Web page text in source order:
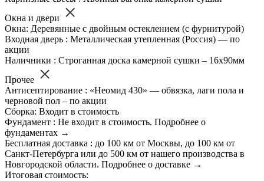
Окна и двери
Окна: Деревянные с двойным остеклением (с фурнитурой)
Входная дверь : Металлическая утепленная (Россия) — по
акции
Наличники : Строганная доска камерной сушки – 16х90мм
Прочее
Антисептирование : «Неомид 430» — обвязка, лаги пола и
черновой пол – по акции
Сборка: Входит в стоимость
Фундамент : Не входит в стоимость. Подробнее о
фундаментах →
Бесплатная доставка : до 100 км от Москвы, до 100 км от
Санкт-Петербурга или до 500 км от нашего производства в
Новгородской области. Подробнее о доставке →
Итоговая стоимость: